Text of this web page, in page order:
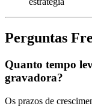
Perguntas
Quanto tempo
gravadora?
Os prazos de